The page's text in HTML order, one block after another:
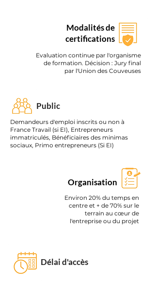
Modalités de
certifications
Evaluation continue par l'organisme
de formation. Décision : Jury final
par l'Union des Couveuses
Public
Demandeurs d'emploi inscrits ou non à
France Travail (si EI), Entrepreneurs
immatriculés, Bénéficiaires des minimas
sociaux, Primo entrepreneurs (Si EI)
Organisation
Environ 20% du temps en
centre et + de 70% sur le
terrain au cœur de
l'entreprise ou du projet
Délai d'accès